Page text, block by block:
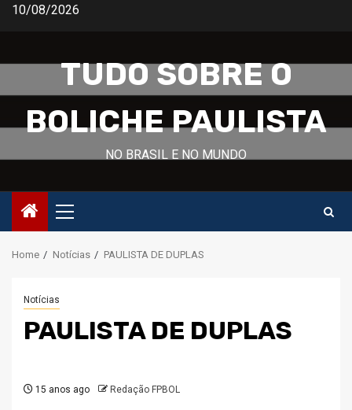
Skip10/08/2026
TUDO SOBRE O
BOLICHE PAULISTA
NO BRASIL E NO MUNDO
Primary
Menu
Home Notícias PAULISTA DE DUPLAS
Notícias
PAULISTA DE DUPLAS
15 anos ago Redação FPBOL